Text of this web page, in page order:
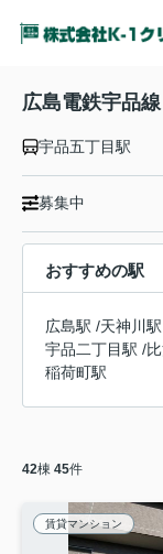
広島電鉄宇品
宇品五丁目駅
募集中
おすすめの駅
広島駅 /天神川駅
宇品二丁目駅 /
稲荷町駅
42棟 45件
賃貸マンション